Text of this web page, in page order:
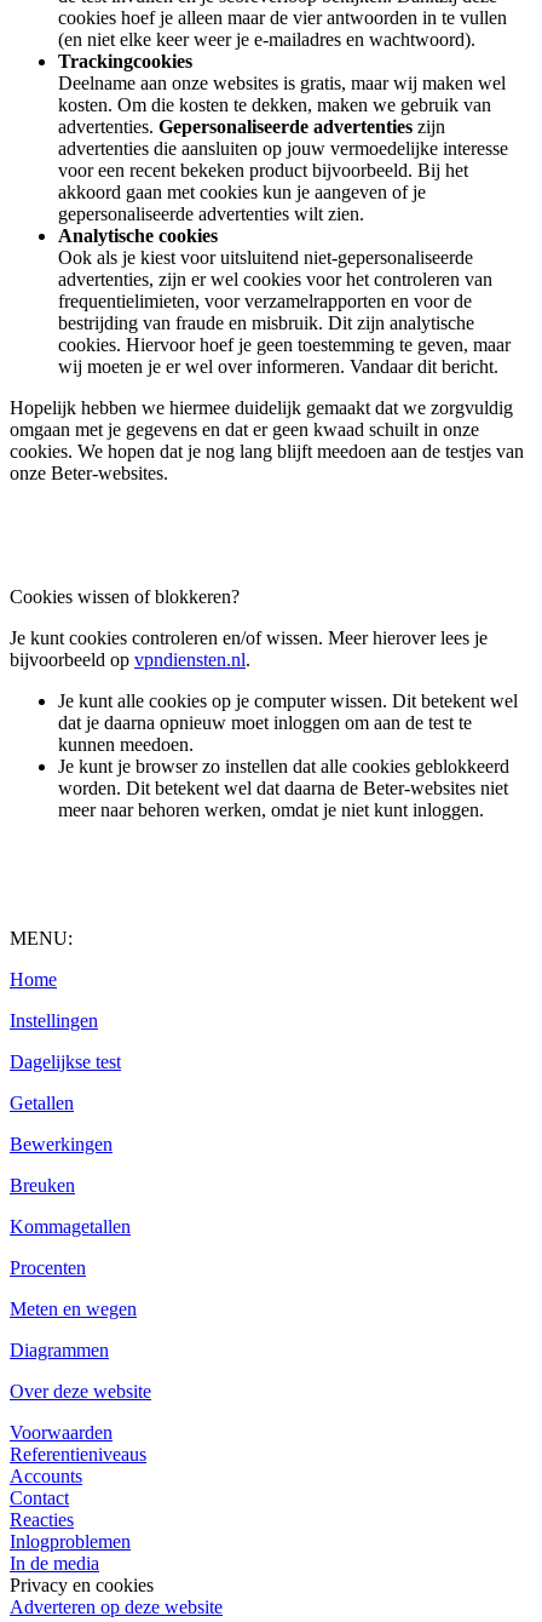
cookies hoef je alleen maar de vier antwoorden in te vullen
(en niet elke keer weer je e-mailadres en wachtwoord).
Trackingcookies
Deelname aan onze websites is gratis, maar wij maken wel
kosten. Om die kosten te dekken, maken we gebruik van
advertenties. Gepersonaliseerde advertenties zijn
advertenties die aansluiten op jouw vermoedelijke interesse
voor een recent bekeken product bijvoorbeeld. Bij het
akkoord gaan met cookies kun je aangeven of je
gepersonaliseerde advertenties wilt zien.
Analytische cookies
Ook als je kiest voor uitsluitend niet-gepersonaliseerde
advertenties, zijn er wel cookies voor het controleren van
frequentielimieten, voor verzamelrapporten en voor de
bestrijding van fraude en misbruik. Dit zijn analytische
cookies. Hiervoor hoef je geen toestemming te geven, maar
wij moeten je er wel over informeren. Vandaar dit bericht.
Hopelijk hebben we hiermee duidelijk gemaakt dat we zorgvuldig
omgaan met je gegevens en dat er geen kwaad schuilt in onze
cookies. We hopen dat je nog lang blijft meedoen aan de testjes van
onze Beter-websites.
Cookies wissen of blokkeren?
Je kunt cookies controleren en/of wissen. Meer hierover lees je
bijvoorbeeld op vpndiensten.nl.
Je kunt alle cookies op je computer wissen. Dit betekent wel
dat je daarna opnieuw moet inloggen om aan de test te
kunnen meedoen.
Je kunt je browser zo instellen dat alle cookies geblokkeerd
worden. Dit betekent wel dat daarna de Beter-websites niet
meer naar behoren werken, omdat je niet kunt inloggen.
MENU:
Home
Instellingen
Dagelijkse test
Getallen
Bewerkingen
Breuken
Kommagetallen
Procenten
Meten en wegen
Diagrammen
Over deze website
Voorwaarden
Referentieniveaus
Accounts
Contact
Reacties
Inlogproblemen
In de media
Privacy en cookies
Adverteren op deze website